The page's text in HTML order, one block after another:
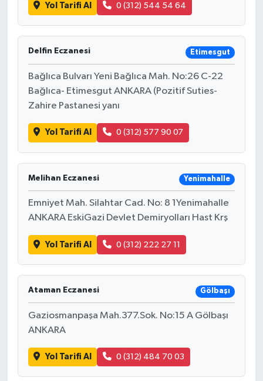
Yol Tarifi Al 0 (312) 544 54 64
Delfin Eczanesi Etimesgut
Bağlıca Bulvarı Yeni Bağlıca Mah. No:26 C-22
Bağlıca- Etimesgut ANKARA (Pozitif Suties-
Zahire Pastanesi yanı
Yol Tarifi Al 0 (312) 577 90 07
Melihan Eczanesi Yenimahalle
Emniyet Mah. Silahtar Cad. No: 8 1Yenimahalle
ANKARA EskiGazi Devlet Demiryolları Hast Krş
Yol Tarifi Al 0 (312) 222 27 11
Ataman Eczanesi Gölbaşı
Gaziosmanpaşa Mah.377.Sok. No:15 A Gölbaşı
ANKARA
Yol Tarifi Al 0 (312) 484 70 03